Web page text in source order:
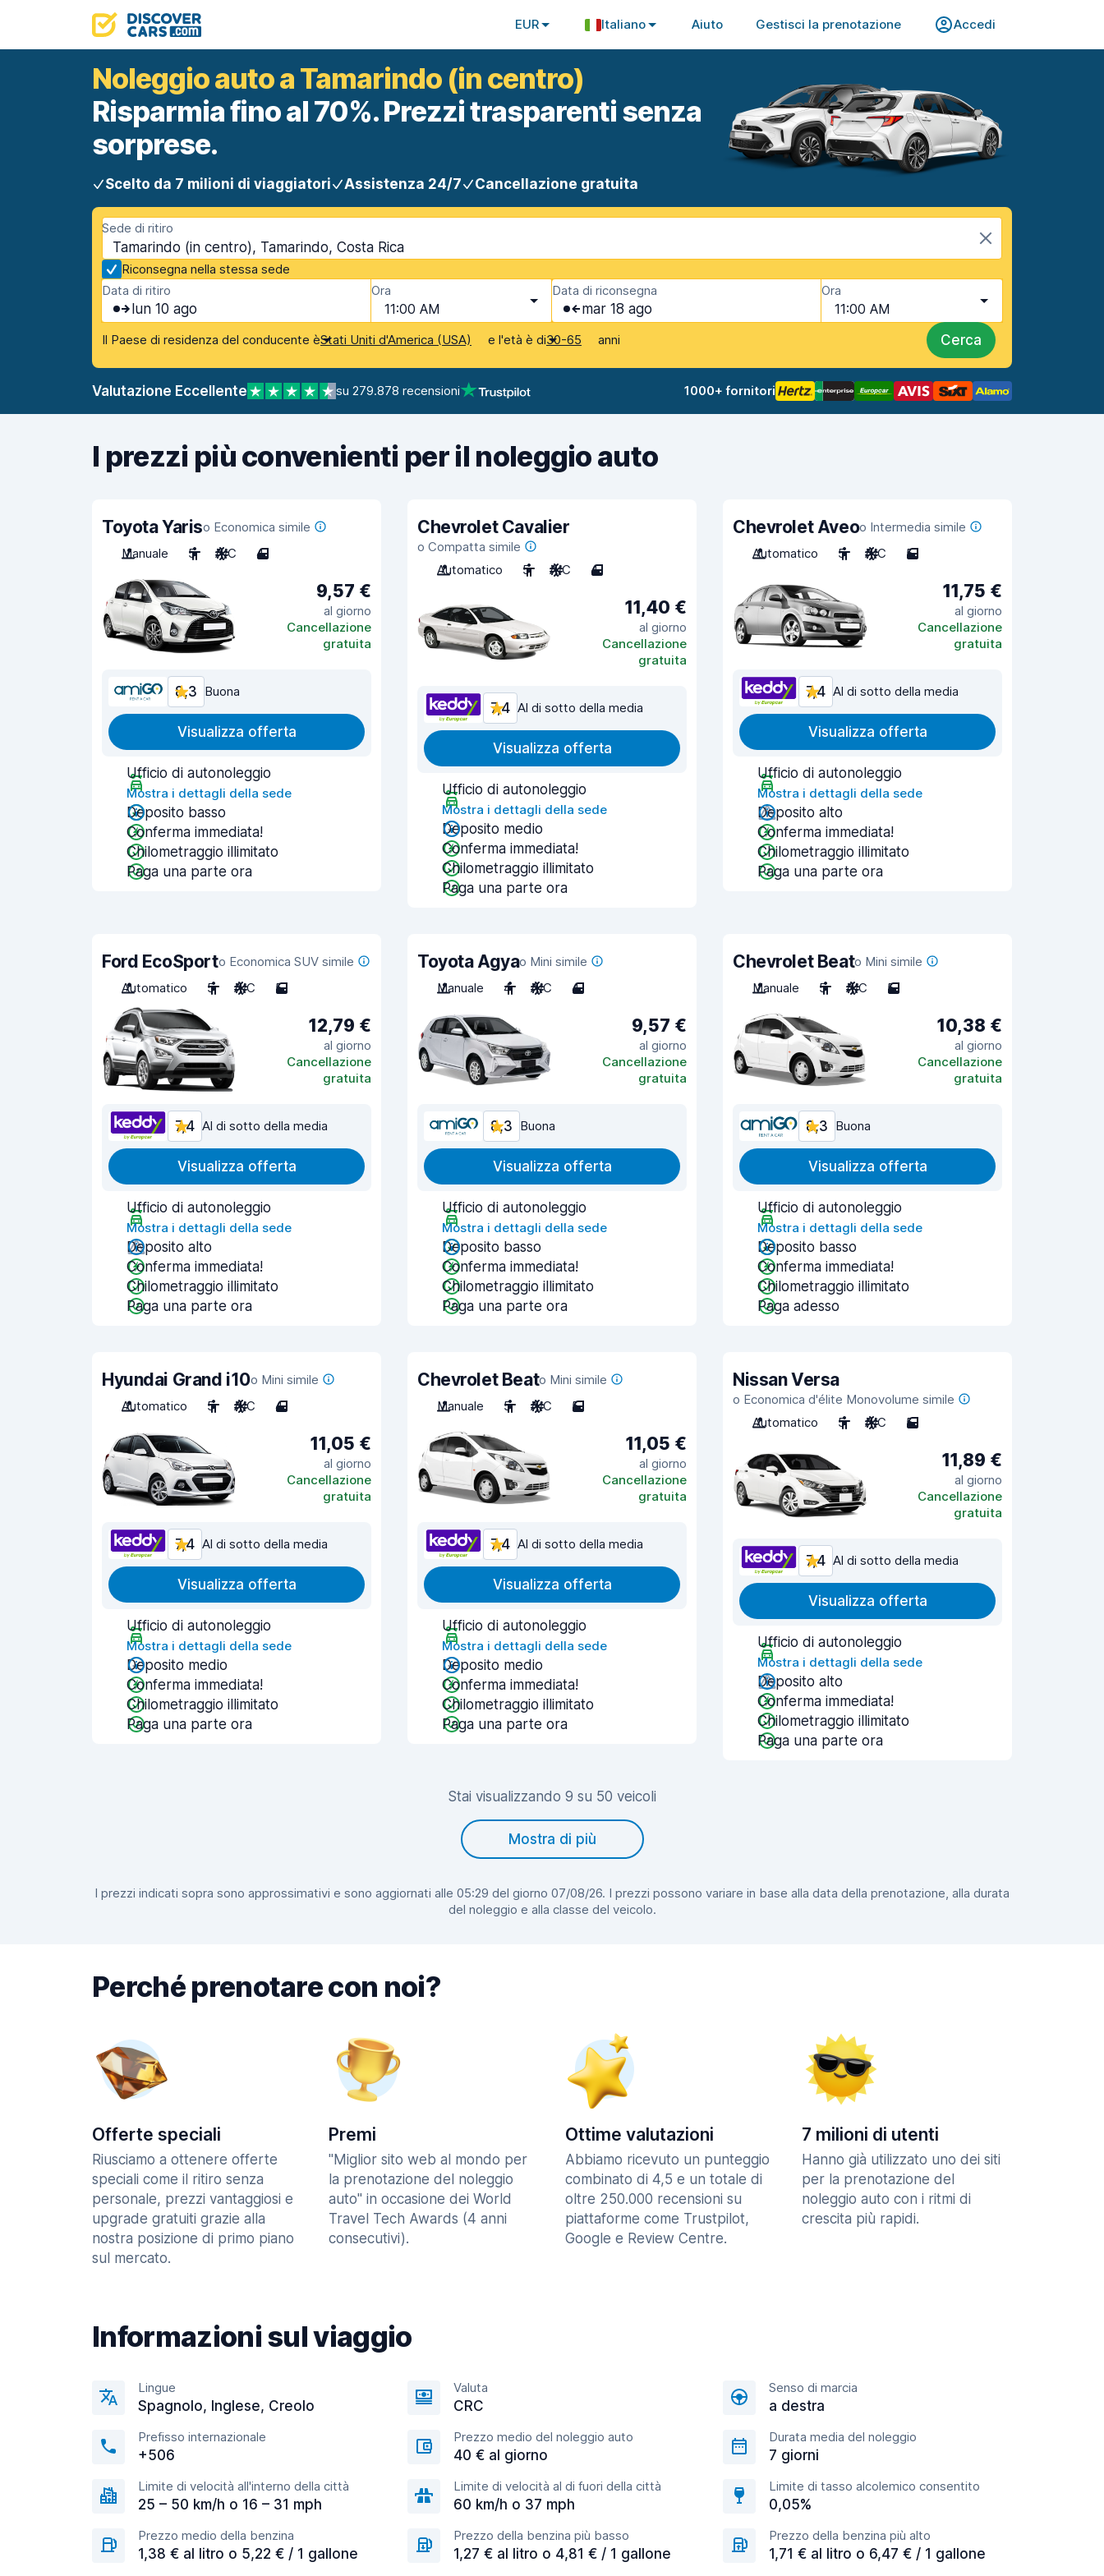
EUR Italiano Aiuto Gestisci la prenotazione Accedi
Noleggio auto a Tamarindo (in centro)
Risparmia fino al 70%. Prezzi trasparenti senza
sorprese.
Scelto da 7 milioni di viaggiatori Assistenza 24/7 Cancellazione gratuita
Sede di ritiro
Tamarindo (in centro), Tamarindo, Costa Rica
Riconsegna nella stessa sede
Data di ritiro
lun 10 ago
Ora
11:00 AM
Data di riconsegna
mar 18 ago
Ora
11:00 AM
Il Paese di residenza del conducente èStati Uniti d'America (USA) e l'età è di30-65 anni Cerca
Valutazione Eccellente su 279.878 recensioni 1000+ fornitori
I prezzi più convenienti per il noleggio auto
Toyota Yariso Economica simile
Manuale
5 A/C 4
9,57 €
al giorno
Cancellazione
gratuita
8,3 Buona
Visualizza offerta
Ufficio di autonoleggio
Mostra i dettagli della sede
Deposito basso
Conferma immediata!
Chilometraggio illimitato
Paga una parte ora
Chevrolet Cavalier
o Compatta simile
Automatico
5 A/C 4
11,40 €
al giorno
Cancellazione
gratuita
7,4 Al di sotto della media
Visualizza offerta
Ufficio di autonoleggio
Mostra i dettagli della sede
Deposito medio
Conferma immediata!
Chilometraggio illimitato
Paga una parte ora
Chevrolet Aveoo Intermedia simile
Automatico
5 A/C 5
11,75 €
al giorno
Cancellazione
gratuita
7,4 Al di sotto della media
Visualizza offerta
Ufficio di autonoleggio
Mostra i dettagli della sede
Deposito alto
Conferma immediata!
Chilometraggio illimitato
Paga una parte ora
Ford EcoSporto Economica SUV simile
Automatico
5 A/C 5
12,79 €
al giorno
Cancellazione
gratuita
7,4 Al di sotto della media
Visualizza offerta
Ufficio di autonoleggio
Mostra i dettagli della sede
Deposito alto
Conferma immediata!
Chilometraggio illimitato
Paga una parte ora
Toyota Agyao Mini simile
Manuale
4 A/C 4
9,57 €
al giorno
Cancellazione
gratuita
8,3 Buona
Visualizza offerta
Ufficio di autonoleggio
Mostra i dettagli della sede
Deposito basso
Conferma immediata!
Chilometraggio illimitato
Paga una parte ora
Chevrolet Beato Mini simile
Manuale
5 A/C 5
10,38 €
al giorno
Cancellazione
gratuita
8,3 Buona
Visualizza offerta
Ufficio di autonoleggio
Mostra i dettagli della sede
Deposito basso
Conferma immediata!
Chilometraggio illimitato
Paga adesso
Hyundai Grand i10o Mini simile
Automatico
5 A/C 4
11,05 €
al giorno
Cancellazione
gratuita
7,4 Al di sotto della media
Visualizza offerta
Ufficio di autonoleggio
Mostra i dettagli della sede
Deposito medio
Conferma immediata!
Chilometraggio illimitato
Paga una parte ora
Chevrolet Beato Mini simile
Manuale
5 A/C 5
11,05 €
al giorno
Cancellazione
gratuita
7,4 Al di sotto della media
Visualizza offerta
Ufficio di autonoleggio
Mostra i dettagli della sede
Deposito medio
Conferma immediata!
Chilometraggio illimitato
Paga una parte ora
Nissan Versa
o Economica d'élite Monovolume simile
Automatico
5 A/C 5
11,89 €
al giorno
Cancellazione
gratuita
7,4 Al di sotto della media
Visualizza offerta
Ufficio di autonoleggio
Mostra i dettagli della sede
Deposito alto
Conferma immediata!
Chilometraggio illimitato
Paga una parte ora
Stai visualizzando 9 su 50 veicoli
Mostra di più
I prezzi indicati sopra sono approssimativi e sono aggiornati alle 05:29 del giorno 07/08/26. I prezzi possono variare in base alla data della prenotazione, alla durata
del noleggio e alla classe del veicolo.
Perché prenotare con noi?
Offerte speciali
Riusciamo a ottenere offerte
speciali come il ritiro senza
personale, prezzi vantaggiosi e
upgrade gratuiti grazie alla
nostra posizione di primo piano
sul mercato.
Premi
"Miglior sito web al mondo per
la prenotazione del noleggio
auto" in occasione dei World
Travel Tech Awards (4 anni
consecutivi).
Ottime valutazioni
Abbiamo ricevuto un punteggio
combinato di 4,5 e un totale di
oltre 250.000 recensioni su
piattaforme come Trustpilot,
Google e Review Centre.
7 milioni di utenti
Hanno già utilizzato uno dei siti
per la prenotazione del
noleggio auto con i ritmi di
crescita più rapidi.
Informazioni sul viaggio
Lingue
Spagnolo, Inglese, Creolo
Valuta
CRC
Senso di marcia
a destra
Prefisso internazionale
+506
Prezzo medio del noleggio auto
40 € al giorno
Durata media del noleggio
7 giorni
Limite di velocità all'interno della città
25 – 50 km/h o 16 – 31 mph
Limite di velocità al di fuori della città
60 km/h o 37 mph
Limite di tasso alcolemico consentito
0,05%
Prezzo medio della benzina
1,38 € al litro o 5,22 € / 1 gallone
Prezzo della benzina più basso
1,27 € al litro o 4,81 € / 1 gallone
Prezzo della benzina più alto
1,71 € al litro o 6,47 € / 1 gallone